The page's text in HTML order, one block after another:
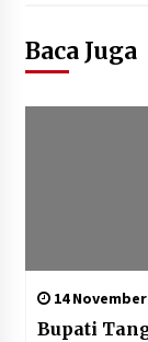
Baca Juga
14 November
Bupati